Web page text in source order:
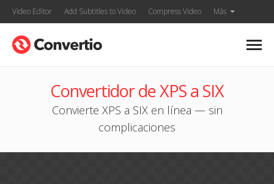
Video Editor Add Subtitles to Video Compress Video Más
Convertidor de XPS a SIX
Convierte XPS a SIX en línea — sin
complicaciones